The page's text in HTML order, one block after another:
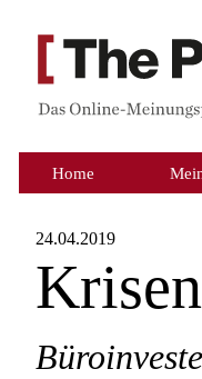
Home
24.04.2019